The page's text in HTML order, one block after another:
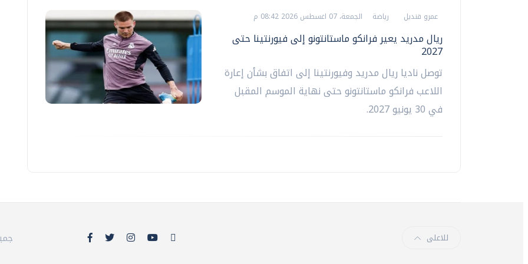
عمرو قنديل رياضة الجمعة، 07 اغسطس 2026 08:42 م
ريال مدريد يعير فرانكو ماستانتونو إلى فيورنتينا حتى
2027
توصل ناديا ريال مدريد وفيورنتينا إلى اتفاق بشأن إعارة
اللاعب فرانكو ماستانتونو حتى نهاية الموسم المقبل
في 30 يونيو 2027.
© للاعلى